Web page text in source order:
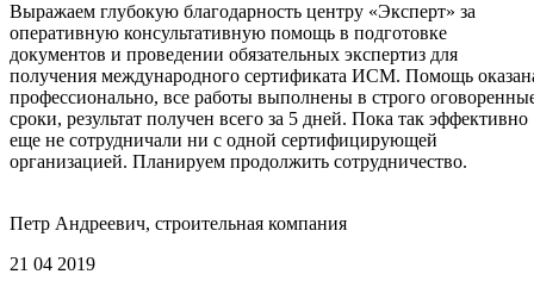
Выражаем глубокую благодарность центру «Эксперт» за
оперативную консультативную помощь в подготовке
документов и проведении обязательных экспертиз для
получения международного сертификата ИСМ. Помощь
профессионально, все работы выполнены в строго
сроки, результат получен всего за 5 дней. Пока так эффективно
еще не сотрудничали ни с одной сертифицирующей
организацией. Планируем продолжить сотрудничество.
Петр Андреевич, строительная компания
21 04 2019